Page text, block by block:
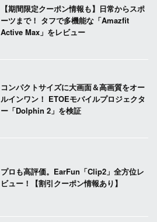
【期間限定クーポン情報も】日常からスポ
ーツまで！ タフで多機能な「Amazfit
Active Max」をレビュー
コンパクトサイズに大画面＆高画質をオー
ルインワン！ ETOEモバイルプロジェクタ
ー「Dolphin 2」を検証
プロも高評価。EarFun「Clip2」全方位レ
ビュー！【割引クーポン情報あり】